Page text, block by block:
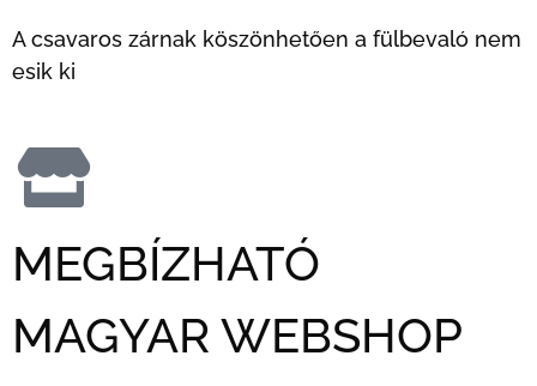
A csavaros zárnak köszönhetően a fülbevaló nem
esik ki
MEGBÍZHATÓ
MAGYAR WEBSHOP